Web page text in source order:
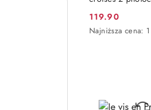
Cena
promocyjna:
119.90
Najniższa
Najniższa cena: